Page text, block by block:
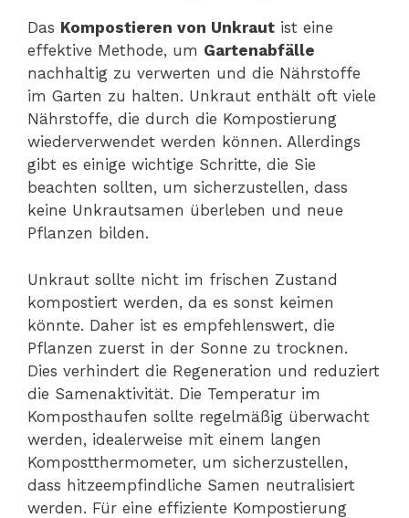
Das Kompostieren von Unkraut ist eine
effektive Methode, um Gartenabfälle
nachhaltig zu verwerten und die Nährstoffe
im Garten zu halten. Unkraut enthält oft viele
Nährstoffe, die durch die Kompostierung
wiederverwendet werden können. Allerdings
gibt es einige wichtige Schritte, die Sie
beachten sollten, um sicherzustellen, dass
keine Unkrautsamen überleben und neue
Pflanzen bilden.
Unkraut sollte nicht im frischen Zustand
kompostiert werden, da es sonst keimen
könnte. Daher ist es empfehlenswert, die
Pflanzen zuerst in der Sonne zu trocknen.
Dies verhindert die Regeneration und reduziert
die Samenaktivität. Die Temperatur im
Komposthaufen sollte regelmäßig überwacht
werden, idealerweise mit einem langen
Kompostthermometer, um sicherzustellen,
dass hitzeempfindliche Samen neutralisiert
werden. Für eine effiziente Kompostierung